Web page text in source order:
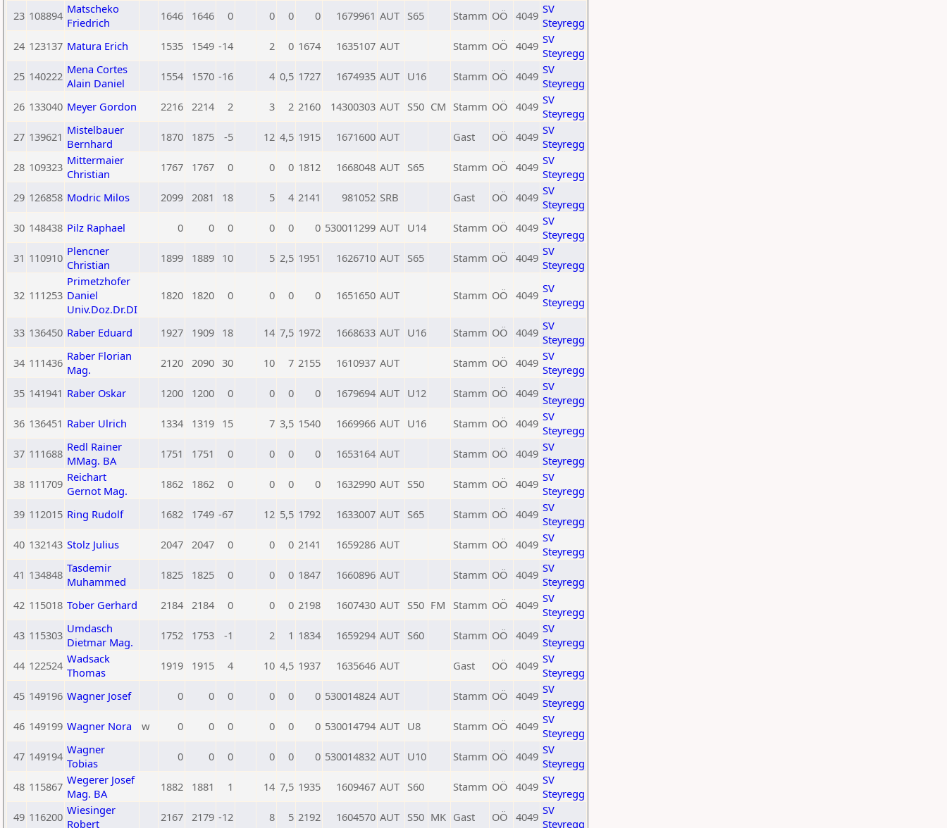
23 108894 Matscheko
Friedrich
1646 1646 0 0 0 0 1679961 AUT S65 Stamm OÖ 4049 SV
Steyregg
24 123137 Matura Erich 1535 1549 -14 2 0 1674 1635107 AUT Stamm OÖ 4049 SV
Steyregg
25 140222 Mena Cortes
Alain Daniel
1554 1570 -16 4 0,5 1727 1674935 AUT U16 Stamm OÖ 4049 SV
Steyregg
26 133040 Meyer Gordon 2216 2214 2 3 2 2160 14300303 AUT S50 CM Stamm OÖ 4049 SV
Steyregg
27 139621 Mistelbauer
Bernhard
1870 1875 -5 12 4,5 1915 1671600 AUT Gast OÖ 4049 SV
Steyregg
28 109323 Mittermaier
Christian
1767 1767 0 0 0 1812 1668048 AUT S65 Stamm OÖ 4049 SV
Steyregg
29 126858 Modric Milos 2099 2081 18 5 4 2141 981052 SRB Gast OÖ 4049 SV
Steyregg
30 148438 Pilz Raphael 0 0 0 0 0 0 530011299 AUT U14 Stamm OÖ 4049 SV
Steyregg
31 110910 Plencner
Christian
1899 1889 10 5 2,5 1951 1626710 AUT S65 Stamm OÖ 4049 SV
Steyregg
32 111253
Primetzhofer
Daniel
Univ.Doz.Dr.DI
1820 1820 0 0 0 0 1651650 AUT Stamm OÖ 4049 SV
Steyregg
33 136450 Raber Eduard 1927 1909 18 14 7,5 1972 1668633 AUT U16 Stamm OÖ 4049 SV
Steyregg
34 111436 Raber Florian
Mag.
2120 2090 30 10 7 2155 1610937 AUT Stamm OÖ 4049 SV
Steyregg
35 141941 Raber Oskar 1200 1200 0 0 0 0 1679694 AUT U12 Stamm OÖ 4049 SV
Steyregg
36 136451 Raber Ulrich 1334 1319 15 7 3,5 1540 1669966 AUT U16 Stamm OÖ 4049 SV
Steyregg
37 111688 Redl Rainer
MMag. BA
1751 1751 0 0 0 0 1653164 AUT Stamm OÖ 4049 SV
Steyregg
38 111709 Reichart
Gernot Mag.
1862 1862 0 0 0 0 1632990 AUT S50 Stamm OÖ 4049 SV
Steyregg
39 112015 Ring Rudolf 1682 1749 -67 12 5,5 1792 1633007 AUT S65 Stamm OÖ 4049 SV
Steyregg
40 132143 Stolz Julius 2047 2047 0 0 0 2141 1659286 AUT Stamm OÖ 4049 SV
Steyregg
41 134848 Tasdemir
Muhammed
1825 1825 0 0 0 1847 1660896 AUT Stamm OÖ 4049 SV
Steyregg
42 115018 Tober Gerhard 2184 2184 0 0 0 2198 1607430 AUT S50 FM Stamm OÖ 4049 SV
Steyregg
43 115303 Umdasch
Dietmar Mag.
1752 1753 -1 2 1 1834 1659294 AUT S60 Stamm OÖ 4049 SV
Steyregg
44 122524 Wadsack
Thomas
1919 1915 4 10 4,5 1937 1635646 AUT Gast OÖ 4049 SV
Steyregg
45 149196 Wagner Josef 0 0 0 0 0 0 530014824 AUT Stamm OÖ 4049 SV
Steyregg
46 149199 Wagner Nora w 0 0 0 0 0 0 530014794 AUT U8 Stamm OÖ 4049 SV
Steyregg
47 149194 Wagner
Tobias
0 0 0 0 0 0 530014832 AUT U10 Stamm OÖ 4049 SV
Steyregg
48 115867 Wegerer Josef
Mag. BA
1882 1881 1 14 7,5 1935 1609467 AUT S60 Stamm OÖ 4049 SV
Steyregg
49 116200 Wiesinger
Robert
2167 2179 -12 8 5 2192 1604570 AUT S50 MK Gast OÖ 4049 SV
Steyregg